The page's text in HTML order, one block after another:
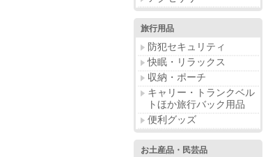
旅行用品
防犯セキュリティ
快眠・リラックス
収納・ポーチ
キャリー・トランクベル
トほか旅行バック用品
便利グッズ
お土産品・民芸品